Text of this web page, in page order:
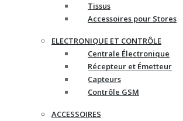
Tissus
Accessoires pour Stores
ELECTRONIQUE ET CONTRÔLE
Centrale Électronique
Récepteur et Émetteur
Capteurs
Contrôle GSM
ACCESSOIRES